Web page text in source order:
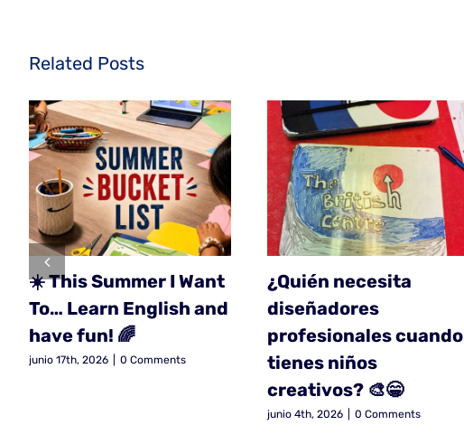
Related Posts
☀️ This Summer I Want
To… Learn English and
have fun! 🌈
junio 17th, 2026 0 Comments
¿Quién necesita
diseñadores
profesionales cuando
tienes niños
creativos? 🎨😁
junio 4th, 2026 0 Comments